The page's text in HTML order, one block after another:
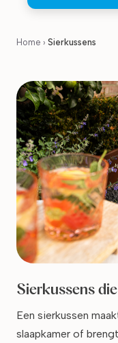
Home › Sierkussens
Sierkussens
Een sierkussen
slaapkamer of